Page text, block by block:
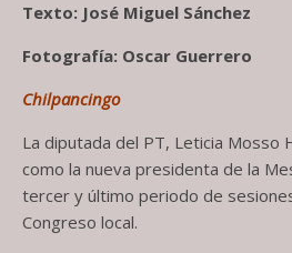
Texto: José Miguel Sánchez
Fotografía: Oscar Guerrero
Chilpancingo
La diputada del PT, Leticia Mosso
como la nueva presidenta de la
tercer y último periodo de
Congreso local.